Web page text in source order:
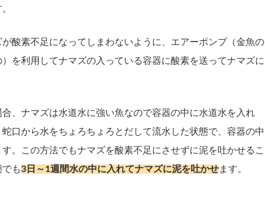
酸素不足になってしまわないように、エアーポンプ（金魚の
を利用してナマズの入っている容器に酸素を送ってナマズに
、ナマズは水道水に強い魚なので容器の中に水道水を入れ
口から水をちょろちょろとだして流水した状態で、容器の中
。この方法でもナマズを酸素不足にさせずに泥を吐かせるこ
も3日～1週間水の中に入れてナマズに泥を吐かせます。